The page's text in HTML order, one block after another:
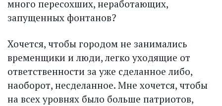
много пересохших, неработающих,
запущенных фонтанов?
Хочется, чтобы городом не занимались
временщики и люди, легко уходящие от
ответственности за уже сделанное либо,
наоборот, несделанное. Мне хочется, чтобы
на всех уровнях было больше патриотов,